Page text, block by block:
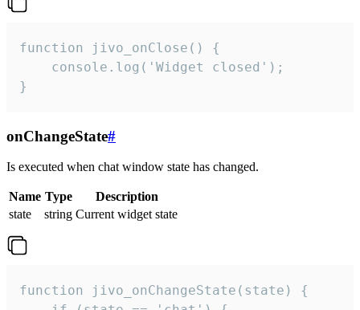
function jivo_onClose() {
    console.log('Widget closed');
}
onChangeState#
Is executed when chat window state has changed.
Name Type
Description
state
string Current widget state
function jivo_onChangeState(state) {